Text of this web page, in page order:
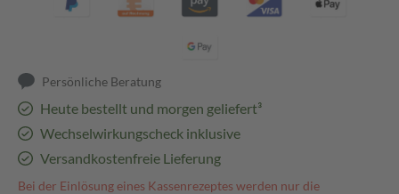
Persönliche Beratung
Heute bestellt und morgen geliefert³
Wechselwirkungscheck inklusive
Versandkostenfreie Lieferung
Bei der Einlösung eines Kassenrezeptes werden nur die